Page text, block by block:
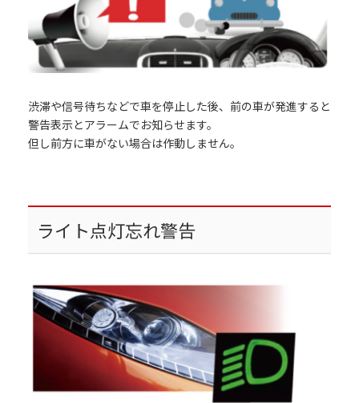
渋滞や信号待ちなどで車を停止した後、前の車が発進すると
警告表示とアラームでお知らせます。
但し前方に車がない場合は作動しません。
ライト点灯忘れ警告